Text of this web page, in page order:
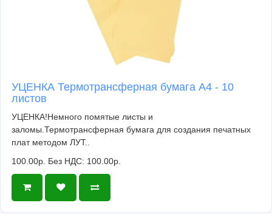
УЦЕНКА Термотрансферная бумага А4 - 10
листов
УЦЕНКА!Немного помятые листы и
заломы.Термотрансферная бумага для создания печатных
плат методом ЛУТ..
100.00р. Без НДС: 100.00р.